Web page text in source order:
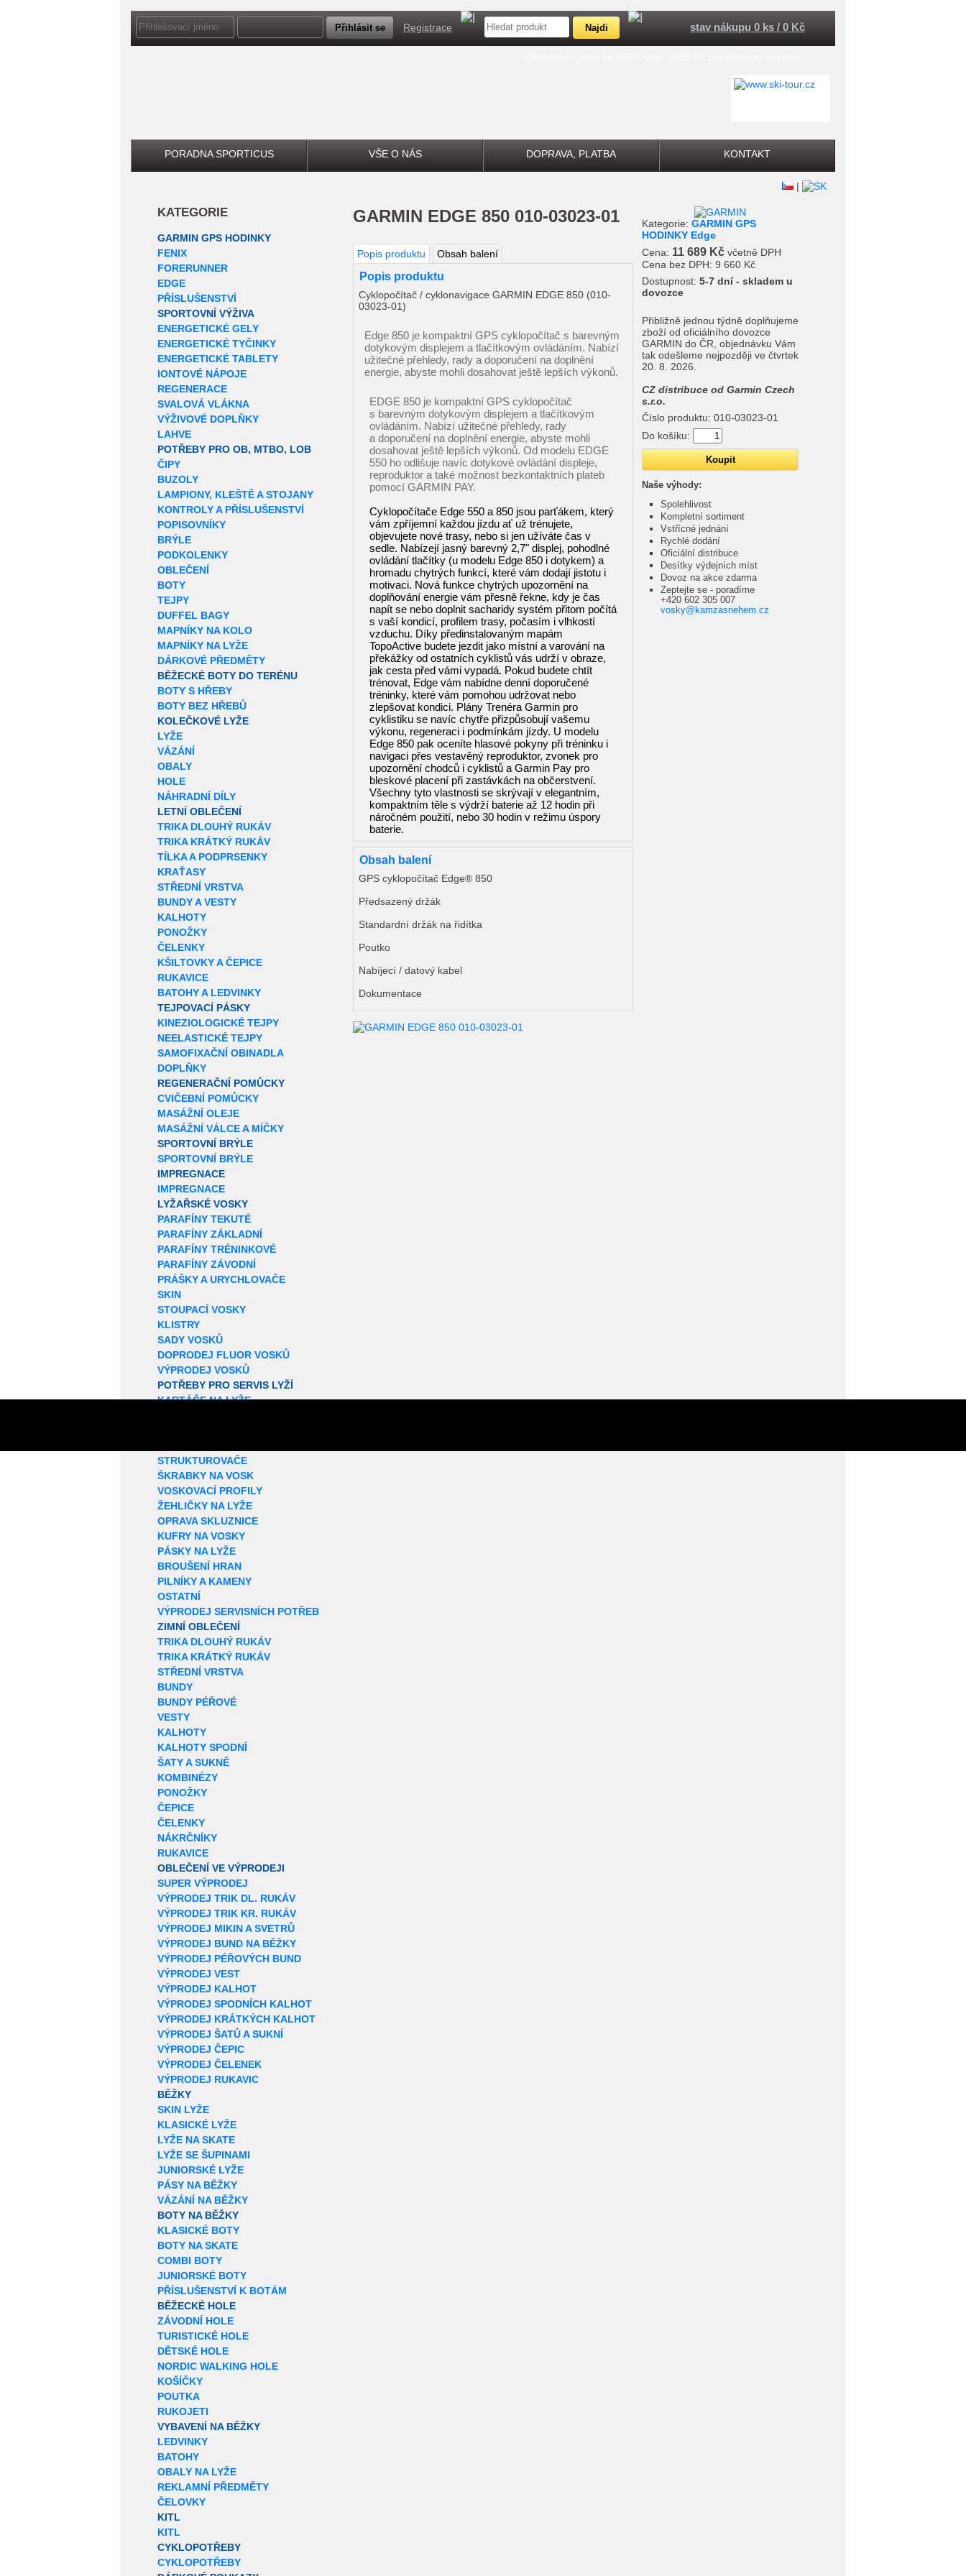
Registrace stav nákupu 0 ks / 0 Kč
PORADNA SPORTICUS VŠE O NÁS DOPRAVA, PLATBA KONTAKT
|
KATEGORIE
GARMIN GPS HODINKY
FENIX
FORERUNNER
EDGE
PŘÍSLUŠENSTVÍ
SPORTOVNÍ VÝŽIVA
ENERGETICKÉ GELY
ENERGETICKÉ TYČINKY
ENERGETICKÉ TABLETY
IONTOVÉ NÁPOJE
REGENERACE
SVALOVÁ VLÁKNA
VÝŽIVOVÉ DOPLŇKY
LAHVE
POTŘEBY PRO OB, MTBO, LOB
ČIPY
BUZOLY
LAMPIONY, KLEŠTĚ A STOJANY
KONTROLY A PŘÍSLUŠENSTVÍ
POPISOVNÍKY
BRÝLE
PODKOLENKY
OBLEČENÍ
BOTY
TEJPY
DUFFEL BAGY
MAPNÍKY NA KOLO
MAPNÍKY NA LYŽE
DÁRKOVÉ PŘEDMĚTY
BĚŽECKÉ BOTY DO TERÉNU
BOTY S HŘEBY
BOTY BEZ HŘEBŮ
KOLEČKOVÉ LYŽE
LYŽE
VÁZÁNÍ
OBALY
HOLE
NÁHRADNÍ DÍLY
LETNÍ OBLEČENÍ
TRIKA DLOUHÝ RUKÁV
TRIKA KRÁTKÝ RUKÁV
TÍLKA A PODPRSENKY
KRAŤASY
STŘEDNÍ VRSTVA
BUNDY A VESTY
KALHOTY
PONOŽKY
ČELENKY
KŠILTOVKY A ČEPICE
RUKAVICE
BATOHY A LEDVINKY
TEJPOVACÍ PÁSKY
KINEZIOLOGICKÉ TEJPY
NEELASTICKÉ TEJPY
SAMOFIXAČNÍ OBINADLA
DOPLŇKY
REGENERAČNÍ POMŮCKY
CVIČEBNÍ POMŮCKY
MASÁŽNÍ OLEJE
MASÁŽNÍ VÁLCE A MÍČKY
SPORTOVNÍ BRÝLE
SPORTOVNÍ BRÝLE
IMPREGNACE
IMPREGNACE
LYŽAŘSKÉ VOSKY
PARAFÍNY TEKUTÉ
PARAFÍNY ZÁKLADNÍ
PARAFÍNY TRÉNINKOVÉ
PARAFÍNY ZÁVODNÍ
PRÁŠKY A URYCHLOVAČE
SKIN
STOUPACÍ VOSKY
KLISTRY
SADY VOSKŮ
DOPRODEJ FLUOR VOSKŮ
VÝPRODEJ VOSKŮ
POTŘEBY PRO SERVIS LYŽÍ
KARTÁČE NA LYŽE
STRUKTUROVAČE
ŠKRABKY NA VOSK
VOSKOVACÍ PROFILY
ŽEHLIČKY NA LYŽE
OPRAVA SKLUZNICE
KUFRY NA VOSKY
PÁSKY NA LYŽE
BROUŠENÍ HRAN
PILNÍKY A KAMENY
OSTATNÍ
VÝPRODEJ SERVISNÍCH POTŘEB
ZIMNÍ OBLEČENÍ
TRIKA DLOUHÝ RUKÁV
TRIKA KRÁTKÝ RUKÁV
STŘEDNÍ VRSTVA
BUNDY
BUNDY PÉŘOVÉ
VESTY
KALHOTY
KALHOTY SPODNÍ
ŠATY A SUKNĚ
KOMBINÉZY
PONOŽKY
ČEPICE
ČELENKY
NÁKRČNÍKY
RUKAVICE
OBLEČENÍ VE VÝPRODEJI
SUPER VÝPRODEJ
VÝPRODEJ TRIK DL. RUKÁV
VÝPRODEJ TRIK KR. RUKÁV
VÝPRODEJ MIKIN A SVETRŮ
VÝPRODEJ BUND NA BĚŽKY
VÝPRODEJ PÉŘOVÝCH BUND
VÝPRODEJ VEST
VÝPRODEJ KALHOT
VÝPRODEJ SPODNÍCH KALHOT
VÝPRODEJ KRÁTKÝCH KALHOT
VÝPRODEJ ŠATŮ A SUKNÍ
VÝPRODEJ ČEPIC
VÝPRODEJ ČELENEK
VÝPRODEJ RUKAVIC
BĚŽKY
SKIN LYŽE
KLASICKÉ LYŽE
LYŽE NA SKATE
LYŽE SE ŠUPINAMI
JUNIORSKÉ LYŽE
PÁSY NA BĚŽKY
VÁZÁNÍ NA BĚŽKY
BOTY NA BĚŽKY
KLASICKÉ BOTY
BOTY NA SKATE
COMBI BOTY
JUNIORSKÉ BOTY
PŘÍSLUŠENSTVÍ K BOTÁM
BĚŽECKÉ HOLE
ZÁVODNÍ HOLE
TURISTICKÉ HOLE
DĚTSKÉ HOLE
NORDIC WALKING HOLE
KOŠÍČKY
POUTKA
RUKOJETI
VYBAVENÍ NA BĚŽKY
LEDVINKY
BATOHY
OBALY NA LYŽE
REKLAMNÍ PŘEDMĚTY
ČELOVKY
KITL
KITL
CYKLOPOTŘEBY
CYKLOPOTŘEBY
GARMIN EDGE 850 010-03023-01
Popis produktu Obsah balení
Popis produktu
Cyklopočítač / cyklonavigace GARMIN EDGE 850 (010-
03023-01)
Edge 850 je kompaktní GPS cyklopočítač s barevným
dotykovým displejem a tlačítkovým ovládáním. Nabízí
užitečné přehledy, rady a doporučení na doplnění
energie, abyste mohli dosahovat ještě lepších výkonů.
EDGE 850 je kompaktní GPS cyklopočítač
s barevným dotykovým displejem a tlačítkovým
ovládáním. Nabízí užitečné přehledy, rady
a doporučení na doplnění energie, abyste mohli
dosahovat ještě lepších výkonů. Od modelu EDGE
550 ho odlišuje navíc dotykové ovládání displeje,
reproduktor a také možnost bezkontaktních plateb
pomocí GARMIN PAY.
Cyklopočítače Edge 550 a 850 jsou parťákem, který
vám zpříjemní každou jízdu ať už trénujete,
objevujete nové trasy, nebo si jen užíváte čas v
sedle. Nabízejí jasný barevný 2,7" displej, pohodlné
ovládání tlačítky (u modelu Edge 850 i dotykem) a
hromadu chytrých funkcí, které vám dodají jistotu i
motivaci. Nová funkce chytrých upozornění na
doplňování energie vám přesně řekne, kdy je čas
napít se nebo doplnit sacharidy systém přitom počítá
s vaší kondicí, profilem trasy, počasím i vlhkostí
vzduchu. Díky předinstalovaným mapám
TopoActive budete jezdit jako místní a varování na
překážky od ostatních cyklistů vás udrží v obraze,
jak cesta před vámi vypadá. Pokud budete chtít
trénovat, Edge vám nabídne denní doporučené
tréninky, které vám pomohou udržovat nebo
zlepšovat kondici. Plány Trenéra Garmin pro
cyklistiku se navíc chytře přizpůsobují vašemu
výkonu, regeneraci i podmínkám jízdy. U modelu
Edge 850 pak oceníte hlasové pokyny při tréninku i
navigaci přes vestavěný reproduktor, zvonek pro
upozornění chodců i cyklistů a Garmin Pay pro
bleskové placení při zastávkách na občerstvení.
Všechny tyto vlastnosti se skrývají v elegantním,
kompaktním těle s výdrží baterie až 12 hodin při
náročném použití, nebo 30 hodin v režimu úspory
baterie.
Obsah balení
GPS cyklopočítač Edge® 850
Předsazený držák
Standardní držák na řidítka
Poutko
Nabíjecí / datový kabel
Dokumentace
Kategorie: GARMIN GPS
HODINKY Edge
Cena: 11 689 Kč včetně DPH
Cena bez DPH: 9 660 Kč
Dostupnost: 5-7 dní - skladem u
dovozce
Přibližně jednou týdně doplňujeme
zboží od oficiálního dovozce
GARMIN do ČR, objednávku Vám
tak odešleme nejpozději ve čtvrtek
20. 8. 2026.
CZ distribuce od Garmin Czech
s.r.o.
Číslo produktu: 010-03023-01
Do košíku:
Naše výhody:
Spolehlivost
Kompletní sortiment
Vstřícné jednání
Rychlé dodání
Oficiální distribuce
Desítky výdejních míst
Dovoz na akce zdarma
Zeptejte se - poradíme
+420 602 305 007
vosky@kamzasnehem.cz